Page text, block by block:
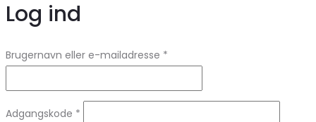
Log ind
Brugernavn eller e-mailadresse *
Adgangskode *